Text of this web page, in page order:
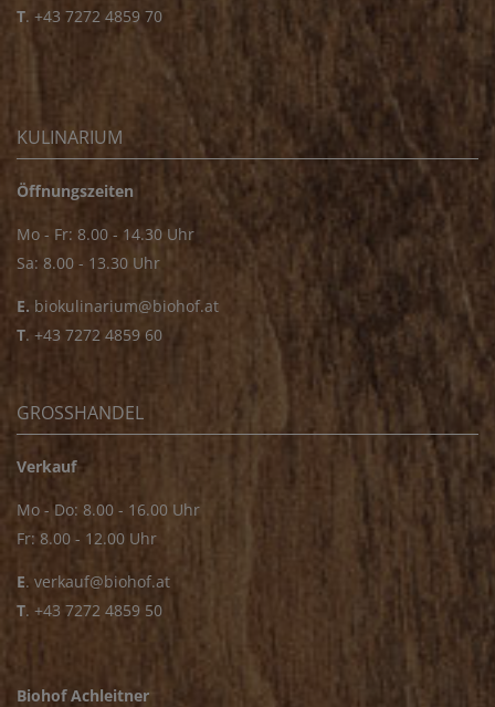
T. +43 7272 4859 70
KULINARIUM
Öffnungszeiten
Mo - Fr: 8.00 - 14.30 Uhr
Sa: 8.00 - 13.30 Uhr
E. biokulinarium@biohof.at
T. +43 7272 4859 60
GROSSHANDEL
Verkauf
Mo - Do: 8.00 - 16.00 Uhr
Fr: 8.00 - 12.00 Uhr
E. verkauf@biohof.at
T. +43 7272 4859 50
Biohof Achleitner